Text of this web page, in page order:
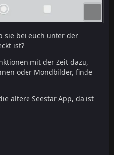
sie bei euch unter der
ist?
mit der Zeit dazu,
oder Mondbilder, finde
ältere Seestar App, da ist